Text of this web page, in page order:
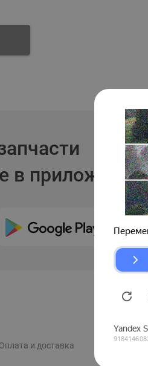
в приложении
Оплата и доставка